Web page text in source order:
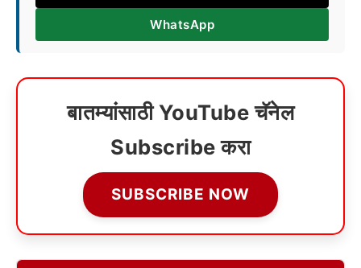
WhatsApp
बातम्यांसाठी YouTube चॅनेल
Subscribe करा
SUBSCRIBE NOW